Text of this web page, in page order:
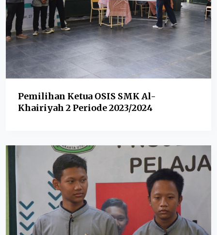
Pemilihan Ketua OSIS SMK Al-
Khairiyah 2 Periode 2023/2024